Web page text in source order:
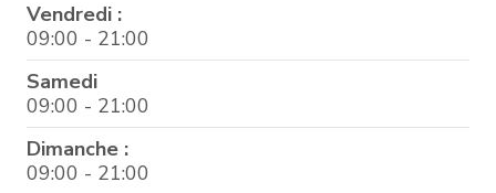
Vendredi :
09:00 - 21:00
Samedi
09:00 - 21:00
Dimanche :
09:00 - 21:00